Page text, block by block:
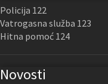
Policija 122
Vatrogasna služba 123
Hitna pomoć 124
Novosti